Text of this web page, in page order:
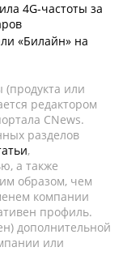
4G-частоты за
«Билайн» на
или
редактором
CNews.
разделов
,
а также
образом, чем
компании
профиль.
дополнительной
или